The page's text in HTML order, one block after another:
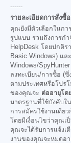
------
รายละเอียดการสั่งซื้
คุณยังมีตัวเลือกในกา
รูปแบบ รวมถึงการก
HelpDesk โดยปกติร
Basic Windows) และ
Windows/
ลงทะเบียน/การซื้อ (
ตามประเทศหรือโปร
ของคุณจะ ต่ออายุโด
มาตรฐานที่ใช้บังคับใ
การสมัครใช้งานเดีย
โดยมีเงื่อนไขว่าคุณเ
คุณจะได้รับการแจ้งเ
งานของคุณจะหมดอ